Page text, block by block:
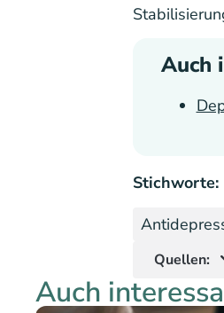
Auch
Stichworte:
Quellen:
Auch